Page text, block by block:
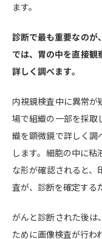
ます。
診断で最も重要なのが
では、胃の中を直接観
詳しく調べます。
内視鏡検査中に異常が
場で組織の一部を採取
織を顕微鏡で詳しく調
します。細胞の中に
な形が確認されると、
査が、診断を確定する
がんと診断された後は
ために画像検査が行わ